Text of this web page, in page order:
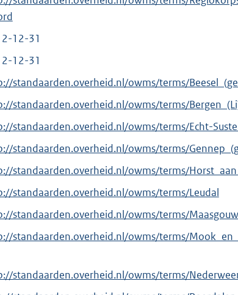
12-31
12-31
standaarden.overheid.nl/owms/terms/
standaarden.overheid.nl/owms/terms/
standaarden.overheid.nl/owms/terms/Echt-
standaarden.overheid.nl/owms/terms/
standaarden.overheid.nl/owms/terms/
standaarden.overheid.nl/owms/terms/Leudal
standaarden.overheid.nl/owms/terms/Maasgouw
standaarden.overheid.nl/owms/terms/
standaarden.overheid.nl/owms/terms/